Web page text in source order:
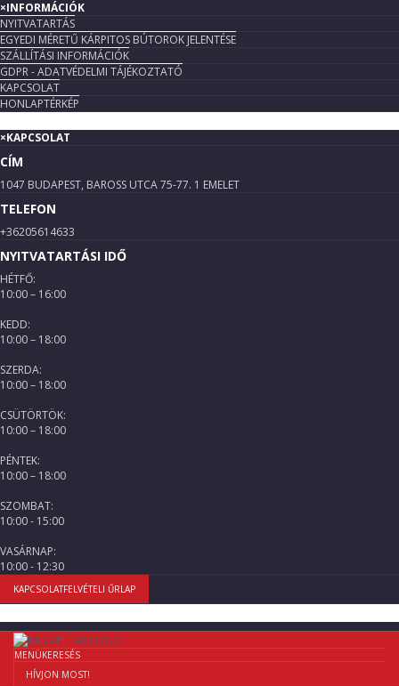
×INFORMÁCIÓK
NYITVATARTÁS
EGYEDI MÉRETŰ KÁRPITOS BÚTOROK JELENTÉSE
SZÁLLÍTÁSI INFORMÁCIÓK
GDPR - ADATVÉDELMI TÁJÉKOZTATÓ
KAPCSOLAT
HONLAPTÉRKÉP
×KAPCSOLAT
CÍM
1047 BUDAPEST, BAROSS UTCA 75-77. 1 EMELET
TELEFON
+36205614633
NYITVATARTÁSI IDŐ
HÉTFŐ:
10:00 – 16:00
KEDD:
10:00 – 18:00
SZERDA:
10:00 – 18:00
CSÜTÖRTÖK:
10:00 – 18:00
PÉNTEK:
10:00 – 18:00
SZOMBAT:
10:00 - 15:00
VASÁRNAP:
10:00 - 12:30
KAPCSOLATFELVÉTELI ŰRLAP
MENÜKERESÉS
HÍVJON MOST!